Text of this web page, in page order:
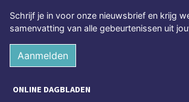
Schrijf je in voor onze nieuwsbrief en krijg
samenvatting van alle gebeurtenissen uit
Aanmelden
ONLINE DAGBLADEN